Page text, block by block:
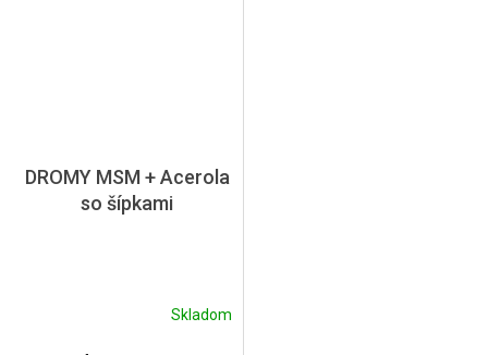
DROMY MSM + Acerola
so šípkami
Skladom